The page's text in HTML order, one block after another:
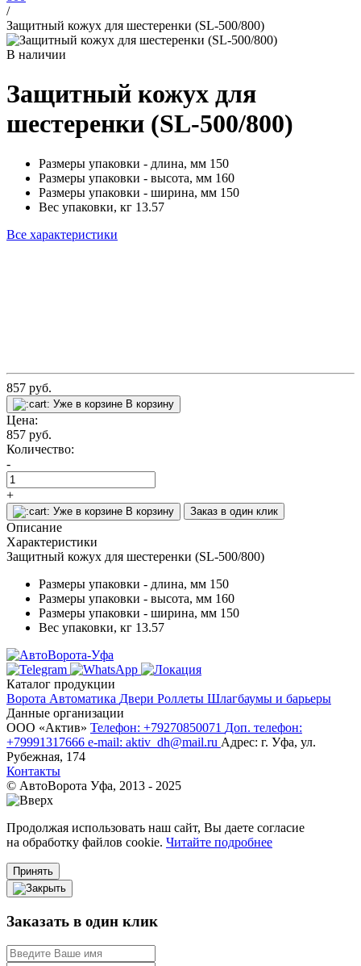
/
Защитный кожух для шестеренки (SL-500/800)
В наличии
Защитный кожух для
шестеренки (SL-500/800)
Размеры упаковки - длина, мм 150
Размеры упаковки - высота, мм 160
Размеры упаковки - ширина, мм 150
Вес упаковки, кг 13.57
Все характеристики
857 руб.
Уже в корзине В корзину
Цена:
857 руб.
Количество:
-
+
Уже в корзине В корзину Заказ в один клик
Описание
Характеристики
Защитный кожух для шестеренки (SL-500/800)
Размеры упаковки - длина, мм 150
Размеры упаковки - высота, мм 160
Размеры упаковки - ширина, мм 150
Вес упаковки, кг 13.57
Каталог продукции
Ворота Автоматика Двери Роллеты Шлагбаумы и барьеры
Данные организации
ООО «‎Актив»‎ Телефон: +79270850071 Доп. телефон:
+79991317666 e-mail: aktiv_dh@mail.ru Адрес: г. Уфа, ул.
Рубежная, 174
Контакты
© АвтоВорота Уфа, 2013 - 2025
Продолжая использовать наш сайт, Вы даете согласие
на обработку файлов cookie. Читайте подробнее
Принять
Заказать в один клик